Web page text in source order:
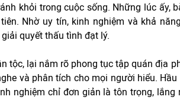
khỏi trong cuộc sống. Những lúc ấy,
Nhờ uy tín, kinh nghiệm và khả
quyết thấu tình đạt lý.
tộc, lại nắm rõ phong tục tập quán địa
và phân tích cho mọi người hiểu.
nghiệm chỉ đơn giản là tôn trọng, lắng